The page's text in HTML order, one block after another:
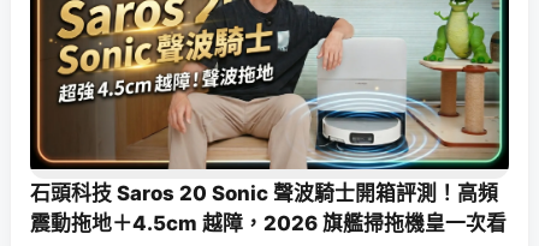
石頭科技 Saros 20 Sonic 聲波騎士開箱評測！高頻
震動拖地＋4.5cm 越障，2026 旗艦掃拖機皇一次看